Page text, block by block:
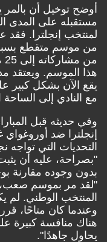
أوضح توخيل أن بالمر
مستقبله على المدى
من موسم متقطع
هذا الموسم. ويعتقد
يقع الآن بشكل كبير
مع النادي إلى الساحة
وفي حديثه قبل
إنجلترا ضد
التحديات التي
"بصراحة، عليه أن
بدون وجوده مقارنة
"لقد مر بموسم صعب،
المنتخب الوطني. لم
وعندما كان متاحًا،
يحاول جاهدًا".